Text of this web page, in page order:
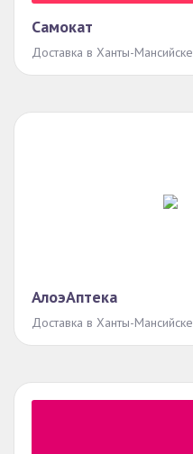
Самокат
Доставка в Ханты-Мансийске
АлоэАптека
Доставка в Ханты-Мансийске